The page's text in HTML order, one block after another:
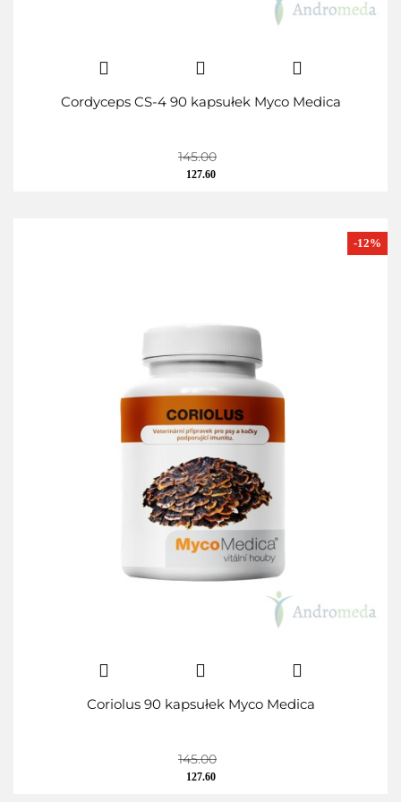
Cordyceps CS-4 90 kapsułek Myco Medica
145.00
127.60
Coriolus 90 kapsułek Myco Medica
145.00
-12%
127.60